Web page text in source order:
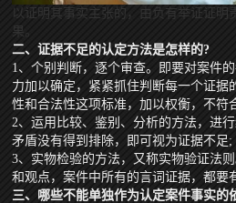
以证明其事实主张的，由负有举证证明
果。
二、证据不足的认定方法是怎样的?
1、个别判断，逐个审查。即要对案件
力加以确定，紧紧抓住判断每一个证据
性和合法性这项标准，加以权衡，不符
2、运用比较、鉴别、分析的方法，进
矛盾没有得到排除，即可视为证据不足;
3、实物检验的方法，又称实物验证法
和观点，案件中所有的言词证据，都要
三、哪些不能单独作为认定案件事实的